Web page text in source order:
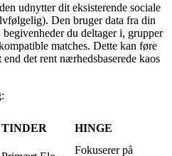
udnytter dit eksisterende sociale
Den bruger data fra din
du deltager i, grupper
matches. Dette kan føre
det rent nærhedsbaserede kaos
TINDER HINGE
Fokuserer på